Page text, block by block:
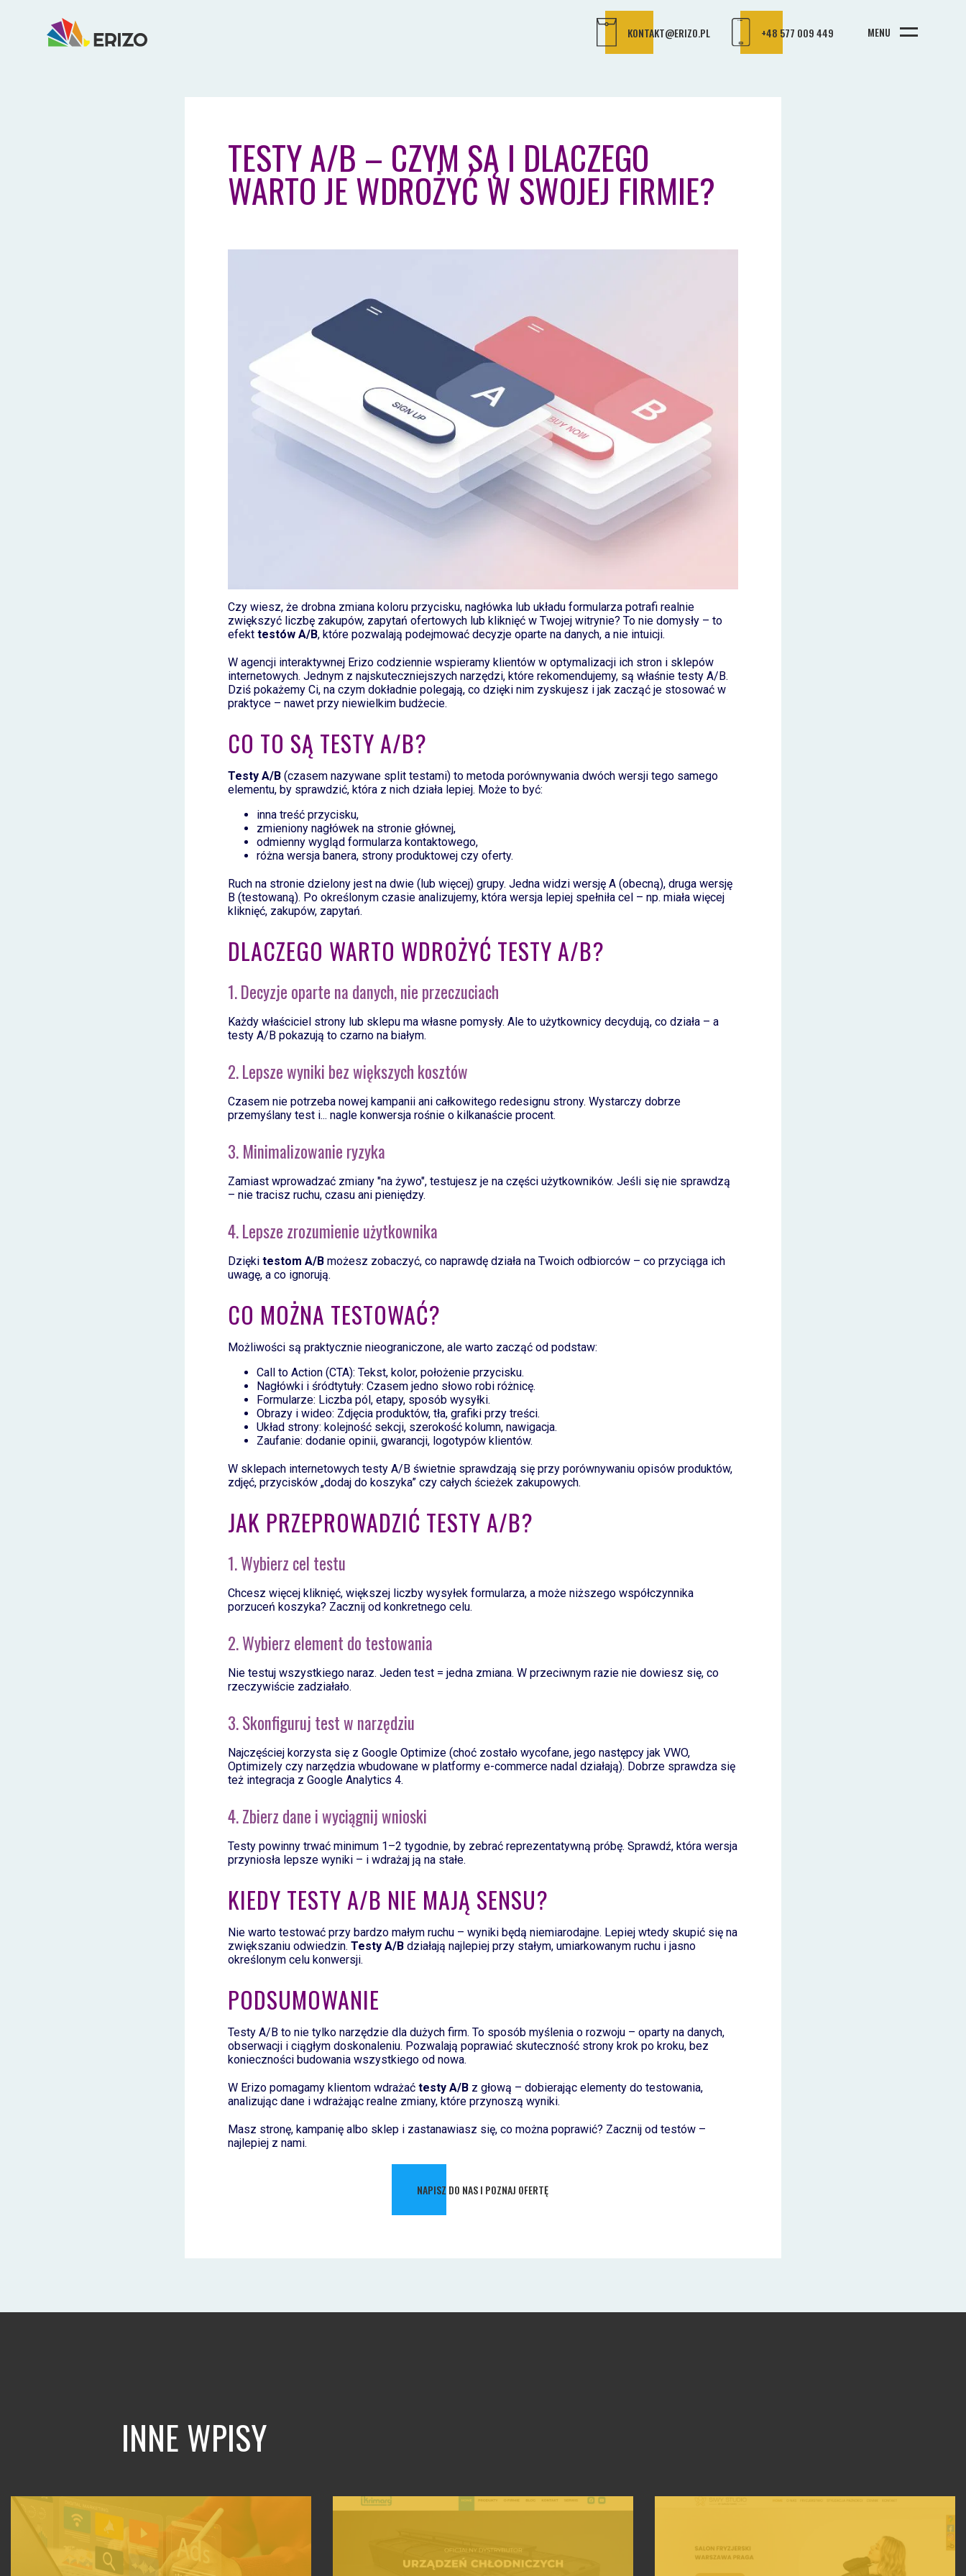
KONTAKT@ERIZO.PL +48 577 009 449 MENU
TESTY A/B – CZYM SĄ I DLACZEGO
WARTO JE WDROŻYĆ W SWOJEJ FIRMIE?
Czy wiesz, że drobna zmiana koloru przycisku, nagłówka lub układu formularza potrafi realnie
zwiększyć liczbę zakupów, zapytań ofertowych lub kliknięć w Twojej witrynie? To nie domysły – to
efekt testów A/B, które pozwalają podejmować decyzje oparte na danych, a nie intuicji.
W agencji interaktywnej Erizo codziennie wspieramy klientów w optymalizacji ich stron i sklepów
internetowych. Jednym z najskuteczniejszych narzędzi, które rekomendujemy, są właśnie testy A/B.
Dziś pokażemy Ci, na czym dokładnie polegają, co dzięki nim zyskujesz i jak zacząć je stosować w
praktyce – nawet przy niewielkim budżecie.
CO TO SĄ TESTY A/B?
Testy A/B (czasem nazywane split testami) to metoda porównywania dwóch wersji tego samego
elementu, by sprawdzić, która z nich działa lepiej. Może to być:
inna treść przycisku,
zmieniony nagłówek na stronie głównej,
odmienny wygląd formularza kontaktowego,
różna wersja banera, strony produktowej czy oferty.
Ruch na stronie dzielony jest na dwie (lub więcej) grupy. Jedna widzi wersję A (obecną), druga wersję
B (testowaną). Po określonym czasie analizujemy, która wersja lepiej spełniła cel – np. miała więcej
kliknięć, zakupów, zapytań.
DLACZEGO WARTO WDROŻYĆ TESTY A/B?
1. Decyzje oparte na danych, nie przeczuciach
Każdy właściciel strony lub sklepu ma własne pomysły. Ale to użytkownicy decydują, co działa – a
testy A/B pokazują to czarno na białym.
2. Lepsze wyniki bez większych kosztów
Czasem nie potrzeba nowej kampanii ani całkowitego redesignu strony. Wystarczy dobrze
przemyślany test i... nagle konwersja rośnie o kilkanaście procent.
3. Minimalizowanie ryzyka
Zamiast wprowadzać zmiany "na żywo", testujesz je na części użytkowników. Jeśli się nie sprawdzą
– nie tracisz ruchu, czasu ani pieniędzy.
4. Lepsze zrozumienie użytkownika
Dziękitestom A/B możesz zobaczyć, co naprawdę działa na Twoich odbiorców – co przyciąga ich
uwagę, a co ignorują.
CO MOŻNA TESTOWAĆ?
Możliwości są praktycznie nieograniczone, ale warto zacząć od podstaw:
Call to Action (CTA): Tekst, kolor, położenie przycisku.
Nagłówki i śródtytuły: Czasem jedno słowo robi różnicę.
Formularze: Liczba pól, etapy, sposób wysyłki.
Obrazy i wideo: Zdjęcia produktów, tła, grafiki przy treści.
Układ strony: kolejność sekcji, szerokość kolumn, nawigacja.
Zaufanie: dodanie opinii, gwarancji, logotypów klientów.
W sklepach internetowych testy A/B świetnie sprawdzają się przy porównywaniu opisów produktów,
zdjęć, przycisków „dodaj do koszyka” czy całych ścieżek zakupowych.
JAK PRZEPROWADZIĆ TESTY A/B?
1. Wybierz cel testu
Chcesz więcej kliknięć, większej liczby wysyłek formularza, a może niższego współczynnika
porzuceń koszyka? Zacznij od konkretnego celu.
2. Wybierz element do testowania
Nie testuj wszystkiego naraz. Jeden test = jedna zmiana. W przeciwnym razie nie dowiesz się, co
rzeczywiście zadziałało.
3. Skonfiguruj test w narzędziu
Najczęściej korzysta się z Google Optimize (choć zostało wycofane, jego następcy jak VWO,
Optimizely czy narzędzia wbudowane w platformy e-commerce nadal działają). Dobrze sprawdza się
też integracja z Google Analytics 4.
4. Zbierz dane i wyciągnij wnioski
Testy powinny trwać minimum 1–2 tygodnie, by zebrać reprezentatywną próbę. Sprawdź, która wersja
przyniosła lepsze wyniki – i wdrażaj ją na stałe.
KIEDY TESTY A/B NIE MAJĄ SENSU?
Nie warto testować przy bardzo małym ruchu – wyniki będą niemiarodajne. Lepiej wtedy skupić się na
zwiększaniu odwiedzin.Testy A/B działają najlepiej przy stałym, umiarkowanym ruchu i jasno
określonym celu konwersji.
PODSUMOWANIE
Testy A/B to nie tylko narzędzie dla dużych firm. To sposób myślenia o rozwoju – oparty na danych,
obserwacji i ciągłym doskonaleniu. Pozwalają poprawiać skuteczność strony krok po kroku, bez
konieczności budowania wszystkiego od nowa.
W Erizo pomagamy klientom wdrażaćtesty A/B z głową – dobierając elementy do testowania,
analizując dane i wdrażając realne zmiany, które przynoszą wyniki.
Masz stronę, kampanię albo sklep i zastanawiasz się, co można poprawić? Zacznij od testów –
najlepiej z nami.
NAPISZ DO NAS I POZNAJ OFERTĘ
INNE WPISY